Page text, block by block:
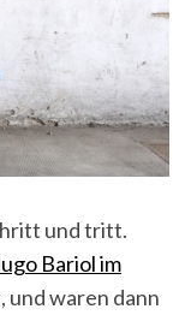
und tritt.
Bariol im
und waren dann